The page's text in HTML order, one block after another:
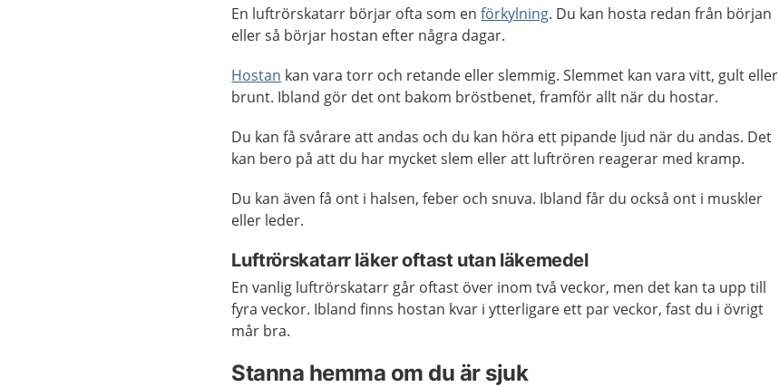
En luftrörskatarr börjar ofta som enförkylning. Du kan hosta redan från början
eller så börjar hostan efter några dagar.
Hostan kan vara torr och retande eller slemmig. Slemmet kan vara vitt, gult eller
brunt. Ibland gör det ont bakom bröstbenet, framför allt när du hostar.
Du kan få svårare att andas och du kan höra ett pipande ljud när du andas. Det
kan bero på att du har mycket slem eller att luftrören reagerar med kramp.
Du kan även få ont i halsen, feber och snuva. Ibland får du också ont i muskler
eller leder.
Luftrörskatarr läker oftast utan läkemedel
En vanlig luftrörskatarr går oftast över inom två veckor, men det kan ta upp till
fyra veckor. Ibland finns hostan kvar i ytterligare ett par veckor, fast du i övrigt
mår bra.
Stanna hemma om du är sjuk